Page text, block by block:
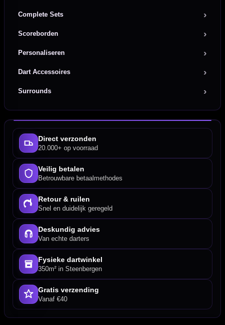
Complete Sets
Scoreborden
Personaliseren
Dart Accessoires
Surrounds
Direct verzonden
20.000+ op voorraad
Veilig betalen
Betrouwbare betaalmethodes
Retour & ruilen
Snel en duidelijk geregeld
Deskundig advies
Van echte darters
Fysieke dartwinkel
350m² in Steenbergen
Gratis verzending
Vanaf €40